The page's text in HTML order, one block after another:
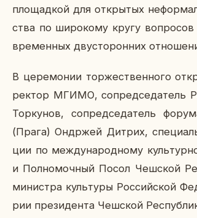
пло­щад­кой для от­кры­тых
ства по ши­ро­ко­му кругу
вре­мен­ных дву­сто­рон­них
В це­ре­мо­нии тор­же­ствен­но­го
ректор МГИМО, со­пред­се­да­тель
Тор­ку­нов, со­пред­се­да­тель
(Прага) Он­др­жей Дитрих,
ции по меж­ду­на­род­но­му
и Пол­но­моч­ный Посол Чеш­ской
ми­ни­стра куль­ту­ры Рос­сий­ской
рии пре­зи­ден­та Чеш­ской